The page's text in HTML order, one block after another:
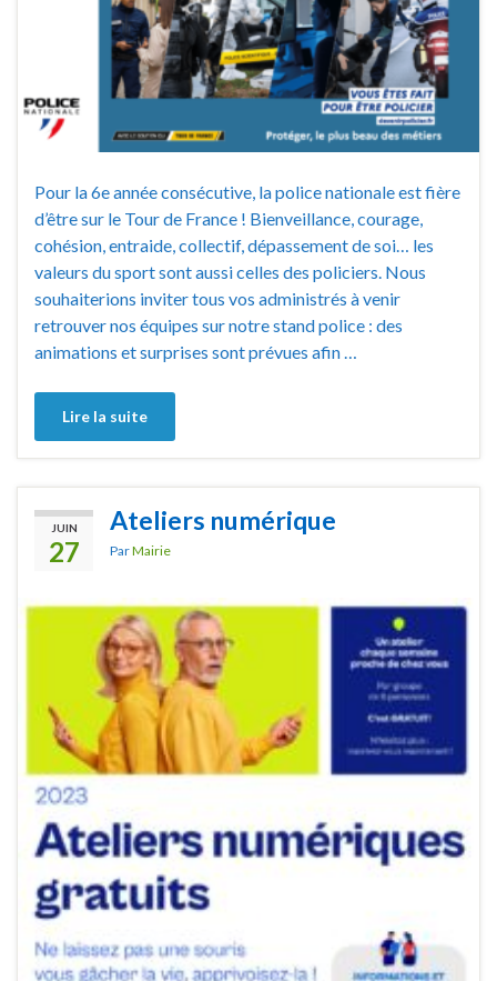
Pour la 6e année consécutive, la police nationale est fière
d’être sur le Tour de France ! Bienveillance, courage,
cohésion, entraide, collectif, dépassement de soi… les
valeurs du sport sont aussi celles des policiers. Nous
souhaiterions inviter tous vos administrés à venir
retrouver nos équipes sur notre stand police : des
animations et surprises sont prévues afin …
Lire la suite
JUIN
27
Ateliers numérique
ParMairie